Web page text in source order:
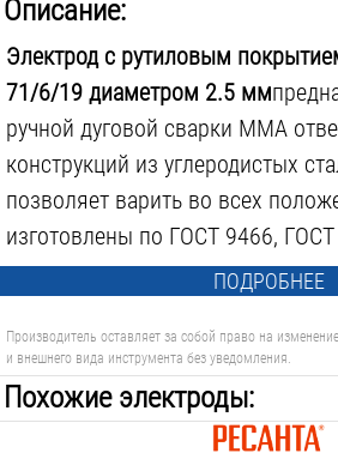
Описание:
Электрод с рутиловым
71/6/19 диаметром 2.5 мм
ручной дуговой сварки MMA
конструкций из углеродистых
позволяет варить во всех
изготовлены по ГОСТ 9466,
ПОДРОБНЕЕ
Производитель оставляет за собой право на
и внешнего вида инструмента без уведомления.
Похожие электроды: